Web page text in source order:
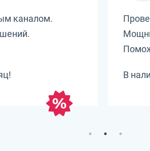
каналом.
В